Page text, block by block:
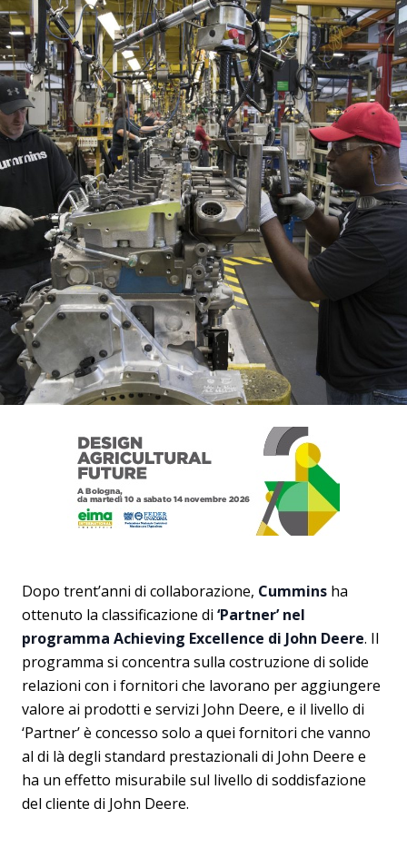
Dopo trent’anni di collaborazione, Cummins ha
ottenuto la classificazione di ‘Partner’ nel
programma Achieving Excellence di John Deere. Il
programma si concentra sulla costruzione di solide
relazioni con i fornitori che lavorano per aggiungere
valore ai prodotti e servizi John Deere, e il livello di
‘Partner’ è concesso solo a quei fornitori che vanno
al di là degli standard prestazionali di John Deere e
ha un effetto misurabile sul livello di soddisfazione
del cliente di John Deere.